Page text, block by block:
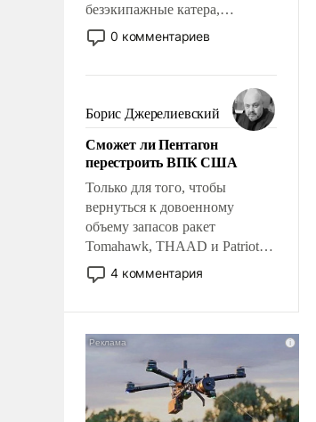
безэкипажные катера,
применение которых уже
стало обыденностью. Задача по
сложна и амбициозна. Однако
и ее реализация радикально
поднимет наши боевые
возможности.
0 комментариев
Борис Джерелиевский
Сможет ли Пентагон
перестроить ВПК США
Только для того, чтобы
вернуться к довоенному
объему запасов ракет
Tomahawk, THAAD и Patriot
США потребуется более трех
лет. Даже небольшая война с
Сложившаяся ситуация
означает многолетний период
уязвимости США, например,
перед Китаем.
4 комментария